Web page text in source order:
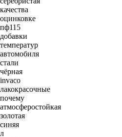
качества
оцинковке
пф115
добавки
температур
автомобиля
стали
чёрная
invaco
лакокрасочные
почему
атмосферостойкая
золотая
синяя
л